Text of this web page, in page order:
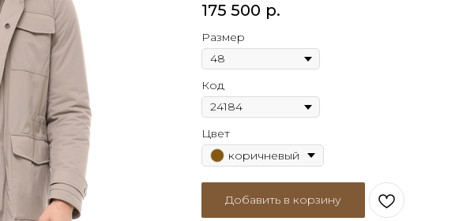
175 500 р.
Размер
Код
Цвет
коричневый
Добавить в корзину